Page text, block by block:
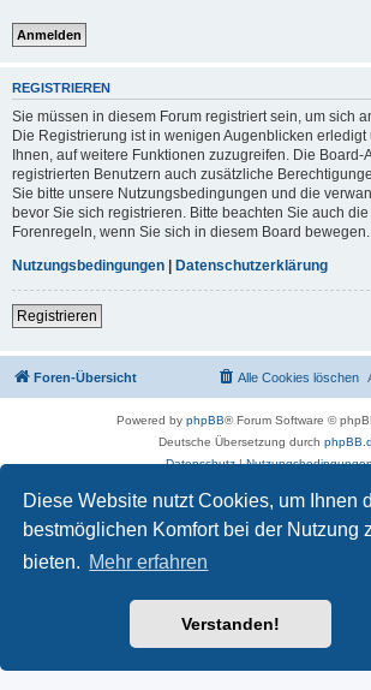
Diese Website nutzt Cookies, um Ihnen
bestmöglichen Komfort bei der Nutzung
bieten. Mehr erfahren
Verstanden!
REGISTRIEREN
Sie müssen in diesem Forum registriert sein, um sich
Die Registrierung ist in wenigen Augenblicken erledigt
Ihnen, auf weitere Funktionen zuzugreifen. Die Board-
registrierten Benutzern auch zusätzliche
Sie bitte unsere Nutzungsbedingungen und die
bevor Sie sich registrieren. Bitte beachten Sie auch
Forenregeln, wenn Sie sich in diesem Board bewegen.
Nutzungsbedingungen | Datenschutzerklärung
Registrieren
Foren-Übersicht Alle Cookies löschen
Powered by phpBB® Forum Software ©
Deutsche Übersetzung durch
Datenschutz|